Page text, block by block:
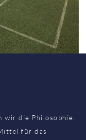
die Philosophie,
für das